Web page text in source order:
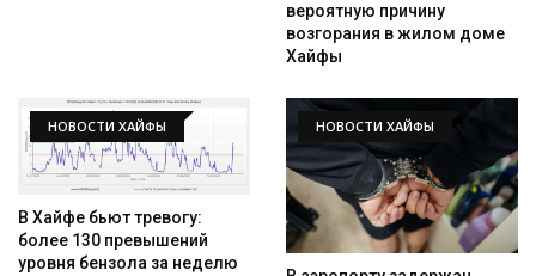
вероятную причину
возгорания в жилом доме
Хайфы
НОВОСТИ ХАЙФЫ
В Хайфе бьют тревогу:
более 130 превышений
уровня бензола за неделю
НОВОСТИ ХАЙФЫ